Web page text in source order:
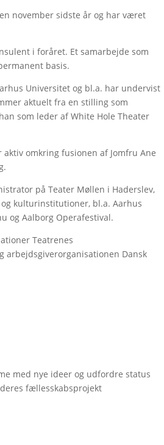
november sidste år og har været
i foråret. Et samarbejde som
basis.
Universitet og bl.a. har undervist
aktuelt fra en stilling som
som leder af White Hole Theater
omkring fusionen af Jomfru Ane
på Teater Møllen i Haderslev,
kulturinstitutioner, bl.a. Aarhus
og Aalborg Operafestival.
Teatrenes
arbejdsgiverorganisationen Dansk
med nye ideer og udfordre status
fællesskabsprojekt